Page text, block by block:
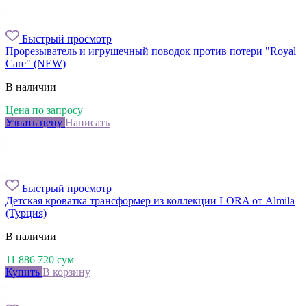
Быстрый просмотр
Прорезыватель и игрушечный поводок против потери "Royal
Сarе" (NEW)
В наличии
Цена по запросу
Узнать цену Написать
Быстрый просмотр
Детская кроватка трансформер из коллекции LORA от Almila
(Турция)
В наличии
11 886 720 сум
Купить В корзину